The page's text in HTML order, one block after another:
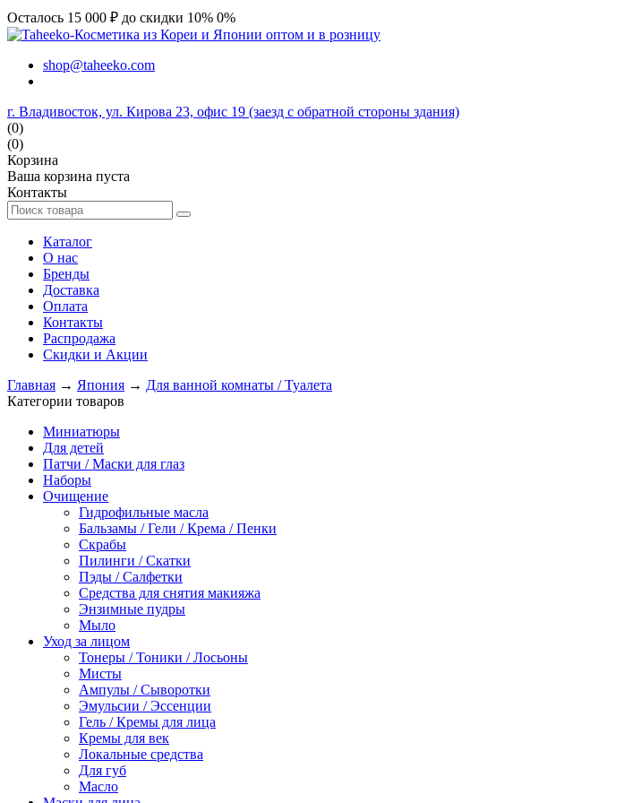
Осталось 15 000 ₽ до скидки 10% 0%
shop@taheeko.com
г. Владивосток, ул. Кирова 23, офис 19 (заезд с обратной стороны здания)
(0)
(0)
Корзина
Ваша корзина пуста
Контакты
Каталог
О нас
Бренды
Доставка
Оплата
Контакты
Распродажа
Скидки и Акции
Главная → Япония → Для ванной комнаты / Туалета
Категории товаров
Миниатюры
Для детей
Патчи / Маски для глаз
Наборы
Очищение
Гидрофильные масла
Бальзамы / Гели / Крема / Пенки
Скрабы
Пилинги / Скатки
Пэды / Салфетки
Средства для снятия макияжа
Энзимные пудры
Мыло
Уход за лицом
Тонеры / Тоники / Лосьоны
Мисты
Ампулы / Сыворотки
Эмульсии / Эссенции
Гель / Кремы для лица
Кремы для век
Локальные средства
Для губ
Масло